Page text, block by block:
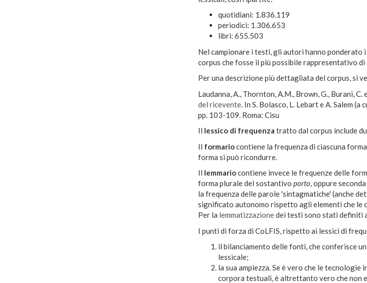
quotidiani: 1.836.119
periodici: 1.306.653
libri: 655.503
Nel campionare i testi, gli autori hanno
corpus che fosse il più possibile rappresentativo
Per una descrizione più dettagliata del corpus, si
Laudanna, A., Thornton, A.M., Brown, G., Burani, C.
del ricevente. In S. Bolasco, L. Lebart e A. Salem (a
pp. 103-109. Roma: Cisu
Il lessico di frequenza tratto dal corpus include
Il formariocontiene la frequenza di ciascuna forma
forma si può ricondurre.
Il lemmariocontiene invece le frequenze delle
forma plurale del sostantivo porto, oppure
la frequenza delle parole 'sintagmatiche' (anche
significato autonomo rispetto agli elementi che le
Per la lemmatizzazionedei testi sono stati definiti
I punti di forza di CoLFIS, rispetto ai lessici di
il bilanciamento delle fonti, che conferisce
lessicale;
la sua ampiezza. Se è vero che le
corpora testuali, è altrettanto vero che non